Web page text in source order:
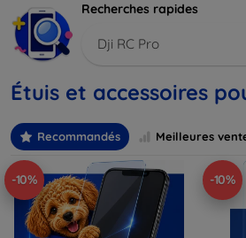
Recherches rapides
Dji RC Pro
Étuis et accessoires
Recommandés Meilleures
-10% -10%